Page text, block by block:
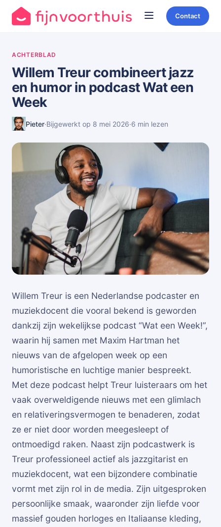
Contact
ACHTERBLAD
Willem Treur combineert jazz
en humor in podcast Wat een
Week
Pieter·Bijgewerkt op 8 mei 2026·6 min lezen
Willem Treur is een Nederlandse podcaster en
muziekdocent die vooral bekend is geworden
dankzij zijn wekelijkse podcast “Wat een Week!”,
waarin hij samen met Maxim Hartman het
nieuws van de afgelopen week op een
humoristische en luchtige manier bespreekt.
Met deze podcast helpt Treur luisteraars om het
vaak overweldigende nieuws met een glimlach
en relativeringsvermogen te benaderen, zodat
ze er niet door worden meegesleept of
ontmoedigd raken. Naast zijn podcastwerk is
Treur professioneel actief als jazzgitarist en
muziekdocent, wat een bijzondere combinatie
vormt met zijn rol in de media. Zijn uitgesproken
persoonlijke smaak, waaronder zijn liefde voor
massief gouden horloges en Italiaanse kleding,